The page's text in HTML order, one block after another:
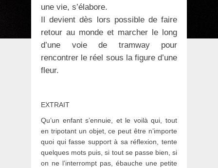
une vie, s’élabore.
Il devient dès lors possible de faire
retour au monde et marcher le long
d’une voie de tramway pour
rencontrer le réel sous la figure d’une
fleur.
EXTRAIT
Qu’un enfant s’ennuie, et le voilà qui, tout
en tripotant un objet, ce peut être n’importe
quoi qui fasse support à sa réflexion, tente
quelques mots puis, si tout se passe bien, si
on ne l’interrompt pas, ébauche une petite